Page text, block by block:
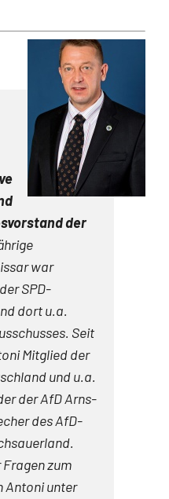
der
war
SPD-
dort u.a.
Seit
Mitglied der
und u.a.
der AfD Arns­
des AfD-
zum
An­toni unter